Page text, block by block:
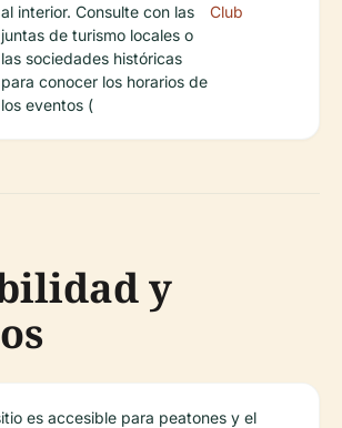
al interior. Consulte con las
juntas de turismo locales o
las sociedades históricas
para conocer los horarios de
los eventos (
Club
y
es accesible para peatones y el